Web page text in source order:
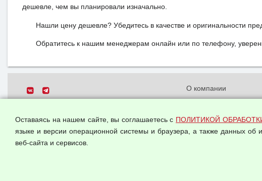
дешевле, чем вы планировали изначально.
Нашли цену дешевле? Убедитесь в качестве и оригинальности
Обратитесь к нашим менеджерам онлайн или по телефону,
Все права защищены.
О компании
данных
Оставаясь на нашем сайте, вы соглашаетесь с ПОЛИТИКОЙ
языке и версии операционной системы и браузера, а также данных об
веб-сайта и сервисов.